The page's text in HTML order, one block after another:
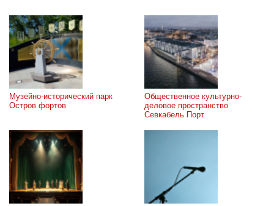
Музейно-исторический парк
Остров фортов
Общественное культурно-
деловое пространство
Севкабель Порт